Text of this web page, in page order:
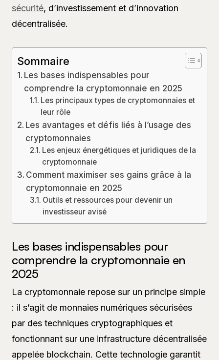
sécurité, d’investissement et d’innovation
décentralisée.
Sommaire
Les bases indispensables pour
comprendre la cryptomonnaie en 2025
Les principaux types de cryptomonnaies et
leur rôle
Les avantages et défis liés à l’usage des
cryptomonnaies
Les enjeux énergétiques et juridiques de la
cryptomonnaie
Comment maximiser ses gains grâce à la
cryptomonnaie en 2025
Outils et ressources pour devenir un
investisseur avisé
Les bases indispensables pour
comprendre la cryptomonnaie en
2025
La cryptomonnaie repose sur un principe simple
: il s’agit de monnaies numériques sécurisées
par des techniques cryptographiques et
fonctionnant sur une infrastructure décentralisée
appelée blockchain. Cette technologie garantit